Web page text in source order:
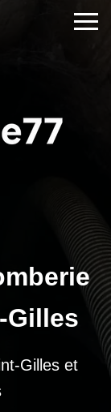
Gilles
Gilles et